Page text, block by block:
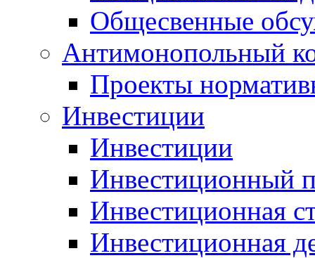
Общесвенные
Антимонопольный
Проекты
Инвестиции
Инвестиции
Инвестиционный
Инвестиционная
Инвестиционная